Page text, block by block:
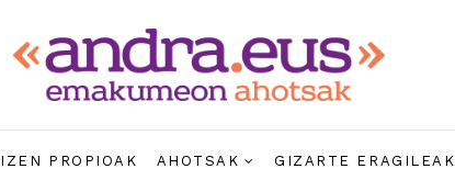
IZEN PROPIOAK AHOTSAK GIZARTE ERAGILEAK